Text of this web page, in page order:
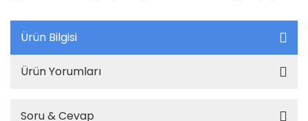
Ürün Bilgisi
Ürün Yorumları
Soru & Cevap